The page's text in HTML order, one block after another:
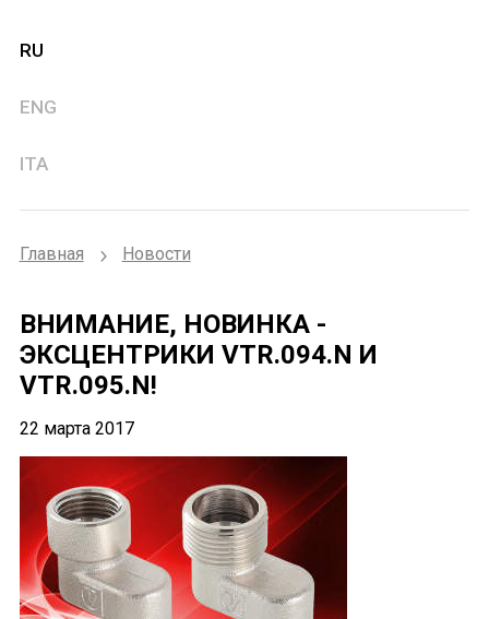
RU
ENG
ITA
Главная Новости
ВНИМАНИЕ, НОВИНКА -
ЭКСЦЕНТРИКИ VTR.094.N И
VTR.095.N!
22 марта 2017